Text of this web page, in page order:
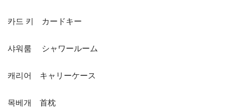
카드 키 カードキー
샤워룸 シャワールーム
캐리어 キャリーケース
목베개 首枕